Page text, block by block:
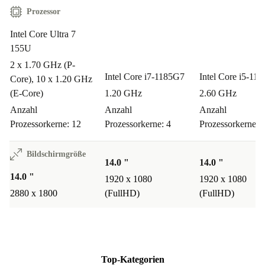
Hardware sorgt für ruckelfreies Streaming.
Umweltbewusst & sorgenfrei
du dich für eine nachhaltige Alternative. Du verlängerst
den Lebenszyklus hochwertiger Elektronik, sparst
wertvolle Ressourcen und reduzierst Elektroschrott – für
eine grünere Zukunft.
Genieße sorgenfreie Technik: Du erhältst mindestens
Monate Garantie
und profitierst von
30 Tagen
kostenlosem Rückgaberecht. So kannst du das HP
Prozessor
Intel Core Ultra 7
155U
2 x 1.70 GHz (P-
Core), 10 x 1.20 GHz
(E-Core)
Anzahl
Prozessorkerne: 12
Intel Core i7-1185G7
1.20 GHz
Anzahl
Prozessorkerne: 4
Intel Core i5-
2.60 GHz
Anzahl
Prozessorkerne: 4
Bildschirmgröße
14.0 "
2880 x 1800
14.0 "
1920 x 1080
(FullHD)
14.0 "
1920 x 1080
(FullHD)
Top-Kategorien